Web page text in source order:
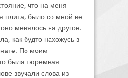
что на меня
плита, было со мной не
оно менялось на другое.
как будто нахожусь в
По моим
была тюремная
звучали слова из